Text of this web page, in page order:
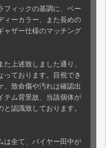
フィックの基調に、ベー
ィーカラー、また長めの
ャザー仕様のマッチング
上述致しました通り、
っております。目視でき
、致命傷や汚れは確認出
テム背景故、当該個体が
認識致しております。
は全て、バイヤー田中が